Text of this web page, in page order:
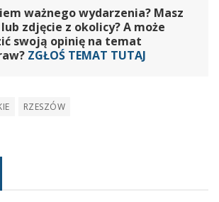
ważnego wydarzenia? Masz
zdjęcie z okolicy? A może
swoją opinię na temat
ZGŁOŚ TEMAT TUTAJ
RZESZÓW